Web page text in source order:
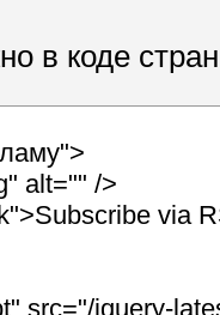
в коде
alt="" />
via
src="/jquery-